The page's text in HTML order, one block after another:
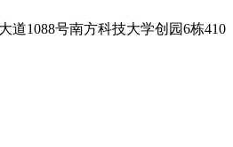
道1088号南方科技大学创园6栋410